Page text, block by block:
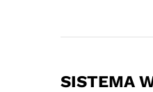
SISTEMA